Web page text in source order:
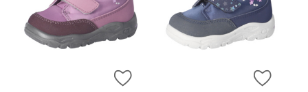
ZUR WUNSCHLISTE HINZUFÜGEN
ZUR